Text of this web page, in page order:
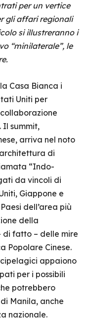
per un vertice
gli affari regionali
si illustreranno i
“minilaterale”, le
Casa Bianca i
Uniti per
summit,
arriva nel noto
di
“Indo-
da vincoli di
Giappone e
dell’area più
della
di fatto – delle mire
Popolare Cinese.
appaiono
per i possibili
potrebbero
Manila, anche
nazionale.